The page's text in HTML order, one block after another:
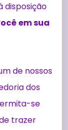
disposição
em sua
de nossos
dos
se
trazer